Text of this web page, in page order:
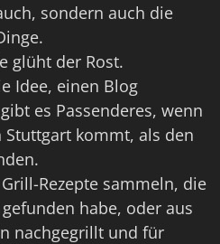
sondern auch die
glüht der Rost.
Idee, einen Blog
es Passenderes, wenn
kommt, als den
Rezepte sammeln, die
habe, oder aus
nachgegrillt und für